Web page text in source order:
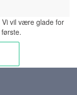
Vi vil være glade for